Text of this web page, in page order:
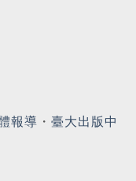
報導 ・ 臺大出版中